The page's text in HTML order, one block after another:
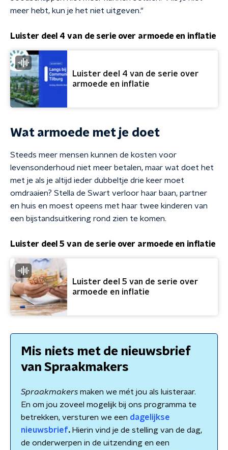
meer hebt, kun je het niet uitgeven."
Luister deel 4 van de serie over armoede en inflatie
Luister deel 4 van de serie over
armoede en inflatie
Wat armoede met je doet
Steeds meer mensen kunnen de kosten voor
levensonderhoud niet meer betalen, maar wat doet het
met je als je altijd ieder dubbeltje drie keer moet
omdraaien? Stella de Swart verloor haar baan, partner
en huis en moest opeens met haar twee kinderen van
een bijstandsuitkering rond zien te komen.
Luister deel 5 van de serie over armoede en inflatie
Luister deel 5 van de serie over
armoede en inflatie
Mis niets met de nieuwsbrief
van Spraakmakers
Spraakmakers maken we mét jou als luisteraar.
En om jou zoveel mogelijk bij ons programma te
betrekken, versturen we een dagelijkse
nieuwsbrief.Hierin vind je de stelling van de dag,
de onderwerpen in de uitzending en een